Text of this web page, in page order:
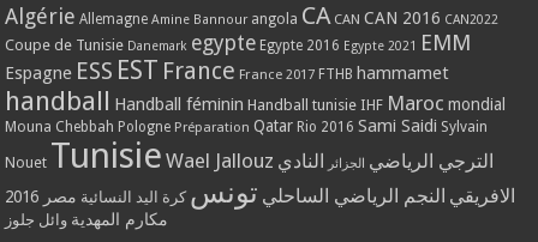
Algérie Allemagne Amine Bannour angola CA CAN CAN 2016 CAN2022
Coupe de Tunisie Danemark egypte Egypte 2016 Egypte 2021 EMM
Espagne ESS EST France France 2017 FTHB hammamet
handball Handball féminin Handball tunisie IHF Maroc mondial
Mouna Chebbah Pologne Préparation Qatar Rio 2016 Sami Saidi Sylvain
Nouet Tunisie Wael Jallouz الترجي الرياضي الجزائر
النادي
الافريقي النجم الرياضي الساحلي تونس كرة اليد النسائية مصر 2016
مكارم المهدية وائل جلوز